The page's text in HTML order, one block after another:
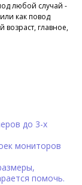
любой случай -
как повод
главное,
до 3-х
мониторов
помочь.